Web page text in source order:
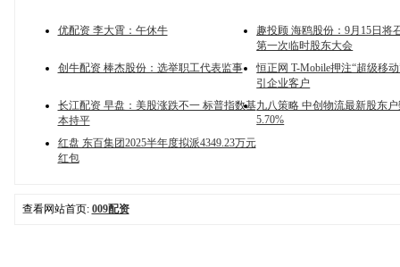
优配资 李大霄：午休牛
趣投顾 海鸥股份：9月15日将
第一次临时股东大会
创牛配资 棒杰股份：选举职工代表监事
恒正网 T-Mobile押注“超级移
引企业客户
长江配资 早盘：美股涨跌不一 标普指数基
本持平
九八策略 中创物流最新股东
5.70%
红盘 东百集团2025半年度拟派4349.23万元
红包
查看网站首页: 009配资